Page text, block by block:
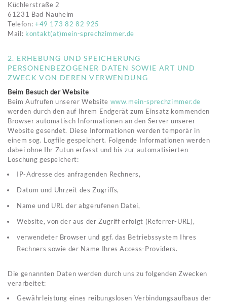
Küchlerstraße 2
61231 Bad Nauheim
Telefon: +49 173 82 82 925
Mail: kontakt(at)mein-sprechzimmer.de
2. ERHEBUNG UND SPEICHERUNG
PERSONENBEZOGENER DATEN SOWIE ART UND
ZWECK VON DEREN VERWENDUNG
Beim Besuch der Website
Beim Aufrufen unserer Website www.mein-sprechzimmer.de
werden durch den auf Ihrem Endgerät zum Einsatz kommenden
Browser automatisch Informationen an den Server unserer
Website gesendet. Diese Informationen werden temporär in
einem sog. Logfile gespeichert. Folgende Informationen werden
dabei ohne Ihr Zutun erfasst und bis zur automatisierten
Löschung gespeichert:
IP-Adresse des anfragenden Rechners,
Datum und Uhrzeit des Zugriffs,
Name und URL der abgerufenen Datei,
Website, von der aus der Zugriff erfolgt (Referrer-URL),
verwendeter Browser und ggf. das Betriebssystem Ihres
Rechners sowie der Name Ihres Access-Providers.
Die genannten Daten werden durch uns zu folgenden Zwecken
verarbeitet:
Gewährleistung eines reibungslosen Verbindungsaufbaus der